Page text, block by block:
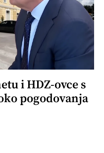
i HDZ-ovce s
pogodovanja